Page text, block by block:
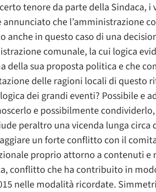
tenore da parte della Sindaca, i
che l’amministrazione
anche in questo caso di una
comunale, la cui logica
della sua proposta politica e che
delle ragioni locali di questo
dei grandi eventi? Possibile e
e possibilmente
peraltro una vicenda lunga circa
un forte conflitto con il
proprio attorno a contenuti e
conflitto che ha contribuito in
nelle modalità ricordate.